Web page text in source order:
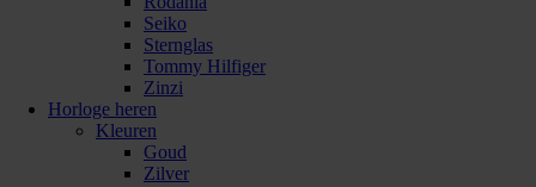
Seiko
Sternglas
Tommy Hilfiger
Zinzi
Horloge heren
Kleuren
Goud
Zilver